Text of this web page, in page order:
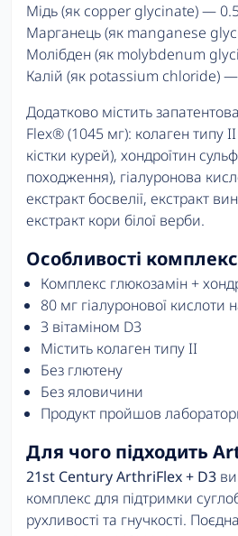
Мідь (як copper glycinate) —
Марганець (як manganese
Молібден (як molybdenum
Калій (як potassium chloride)
Додатково містить
Flex® (1045 мг): колаген типу II
кістки курей), хондроїтин
походження), гіалуронова
екстракт босвелії, екстракт
екстракт кори білої верби.
Особливості
Комплекс глюкозамін +
80 мг гіалуронової кислоти
З вітаміном D3
Містить колаген типу II
Без глютену
Без яловичини
Продукт пройшов
Для чого підходить
21st Century ArthriFlex + D3
комплекс для підтримки
рухливості та гнучкості.